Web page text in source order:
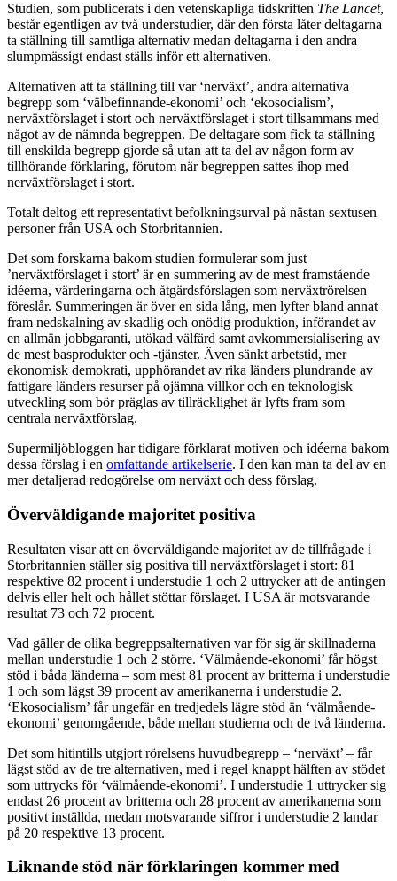
Studien, som publicerats i den vetenskapliga tidskriften The Lancet,
består egentligen av två understudier, där den första låter deltagarna
ta ställning till samtliga alternativ medan deltagarna i den andra
slumpmässigt endast ställs inför ett alternativen.
Alternativen att ta ställning till var ‘nerväxt’, andra alternativa
begrepp som ‘välbefinnande-ekonomi’ och ‘ekosocialism’,
nerväxtförslaget i stort och nerväxtförslaget i stort tillsammans med
något av de nämnda begreppen. De deltagare som fick ta ställning
till enskilda begrepp gjorde så utan att ta del av någon form av
tillhörande förklaring, förutom när begreppen sattes ihop med
nerväxtförslaget i stort.
Totalt deltog ett representativt befolkningsurval på nästan sextusen
personer från USA och Storbritannien.
Det som forskarna bakom studien formulerar som just
’nerväxtförslaget i stort’ är en summering av de mest framstående
idéerna, värderingarna och åtgärdsförslagen som nerväxtrörelsen
föreslår. Summeringen är över en sida lång, men lyfter bland annat
fram nedskalning av skadlig och onödig produktion, införandet av
en allmän jobbgaranti, utökad välfärd samt avkommersialisering av
de mest basprodukter och -tjänster. Även sänkt arbetstid, mer
ekonomisk demokrati, upphörandet av rika länders plundrande av
fattigare länders resurser på ojämna villkor och en teknologisk
utveckling som bör präglas av tillräcklighet är lyfts fram som
centrala nerväxtförslag.
Supermiljöbloggen har tidigare förklarat motiven och idéerna bakom
dessa förslag i en omfattande artikelserie. I den kan man ta del av en
mer detaljerad redogörelse om nerväxt och dess förslag.
Överväldigande majoritet positiva
Resultaten visar att en överväldigande majoritet av de tillfrågade i
Storbritannien ställer sig positiva till nerväxtförslaget i stort: 81
respektive 82 procent i understudie 1 och 2 uttrycker att de antingen
delvis eller helt och hållet stöttar förslaget. I USA är motsvarande
resultat 73 och 72 procent.
Vad gäller de olika begreppsalternativen var för sig är skillnaderna
mellan understudie 1 och 2 större. ‘Välmående-ekonomi’ får högst
stöd i båda länderna – som mest 81 procent av britterna i understudie
1 och som lägst 39 procent av amerikanerna i understudie 2.
‘Ekosocialism’ får ungefär en tredjedels lägre stöd än ‘välmående-
ekonomi’ genomgående, både mellan studierna och de två länderna.
Det som hitintills utgjort rörelsens huvudbegrepp – ‘nerväxt’ – får
lägst stöd av de tre alternativen, med i regel knappt hälften av stödet
som uttrycks för ‘välmående-ekonomi’. I understudie 1 uttrycker sig
endast 26 procent av britterna och 28 procent av amerikanerna som
positivt inställda, medan motsvarande siffror i understudie 2 landar
på 20 respektive 13 procent.
Liknande stöd när förklaringen kommer med